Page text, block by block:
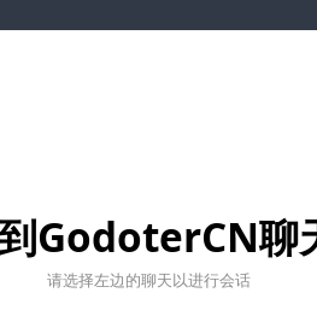
GodoterCN聊
请选择左边的聊天以进行会话